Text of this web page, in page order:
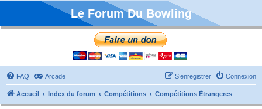
Le Forum Du Bowling
FAQ Arcade Connexion
S’enregistrer
Accueil Index du forum Compétitions Compétitions Étrangeres